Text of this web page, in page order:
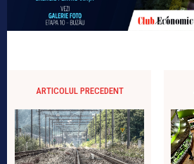
ARTICOLUL PRECEDENT